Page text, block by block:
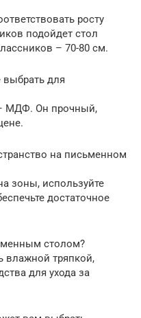
росту
подойдет стол
– 70-80 см.
для
МДФ. Он прочный,
на письменном
зоны, используйте
достаточное
столом?
влажной тряпкой,
для ухода за